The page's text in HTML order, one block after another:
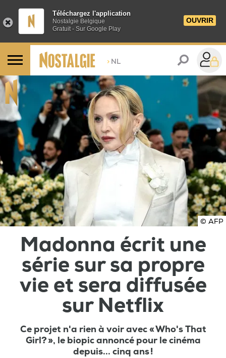
Téléchargez l'application
Nostalgie Belgique
Gratuit - Sur Google Play
OUVRIR
> NL
© AFP
Madonna écrit une
série sur sa propre
vie et sera diffusée
sur Netflix
Ce projet n'a rien à voir avec « Who's That
Girl? », le biopic annoncé pour le cinéma
depuis... cinq ans !